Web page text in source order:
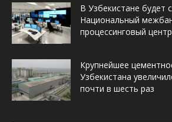
В Узбекистане будет
Национальный
процессинговый центр
Крупнейшее
Узбекистана
почти в шесть раз